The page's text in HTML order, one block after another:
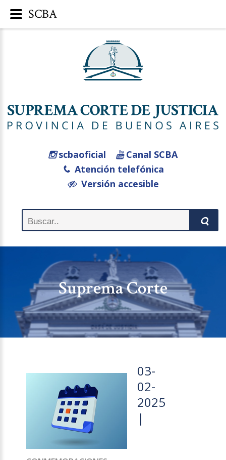
scbaoficial
Canal SCBA
Atención telefónica
Versión accesible
Suprema Corte
03-
02-
2025
|
SCBA